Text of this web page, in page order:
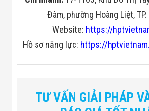
Đàm, phường Hoàng Liệt, TP.
Website: https://
Hồ sơ năng lực: https://
TƯ VẤN GIẢI PHÁP